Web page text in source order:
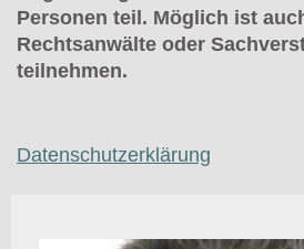
Personen teil. Möglich ist
Rechtsanwälte oder
teilnehmen.
Datenschutzerklärung